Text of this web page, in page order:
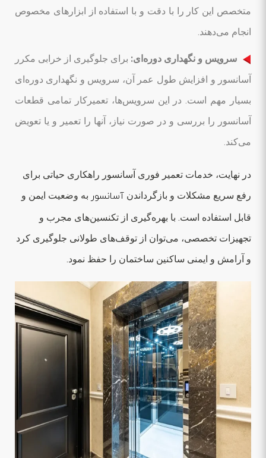
متخصص این کار را با دقت و با استفاده از ابزارهای مخصوص
انجام می‌دهند.
سرویس و نگهداری دوره‌ای: برای جلوگیری از خرابی مکرر
آسانسور و افزایش طول عمر آن، سرویس و نگهداری دوره‌ای
بسیار مهم است. در این سرویس‌ها، تعمیرکار تمامی قطعات
آسانسور را بررسی و در صورت نیاز، آنها را تعمیر و یا تعویض
می‌کند.
در نهایت، خدمات تعمیر فوری آسانسور راهکاری حیاتی برای
رفع سریع مشکلات و بازگرداندن آسانسور به وضعیت ایمن و
قابل استفاده است. با بهره‌گیری از تکنسین‌های مجرب و
تجهیزات تخصصی، می‌توان از توقف‌های طولانی جلوگیری کرد
و آرامش و ایمنی ساکنین ساختمان را حفظ نمود.